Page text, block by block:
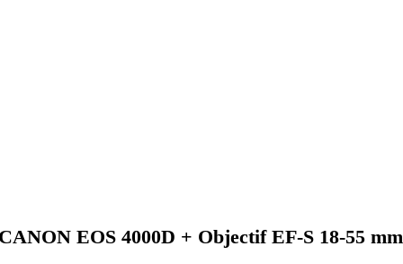
EOS 4000D + Objectif EF-S 18-55 mm